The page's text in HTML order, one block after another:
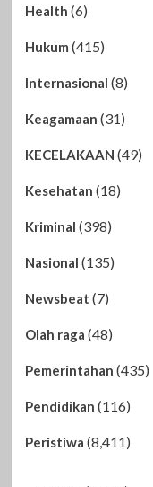
Health (6)
Hukum (415)
Internasional (8)
Keagamaan (31)
KECELAKAAN (49)
Kesehatan (18)
Kriminal (398)
Nasional (135)
Newsbeat (7)
Olah raga (48)
Pemerintahan (435)
Pendidikan (116)
Peristiwa (8,411)